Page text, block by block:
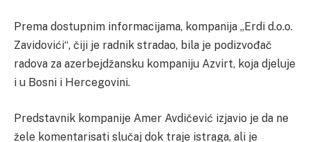
Prema dostupnim informacijama, kompanija „Erdi d.o.o.
Zavidovići“, čiji je radnik stradao, bila je podizvođač
radova za azerbejdžansku kompaniju Azvirt, koja djeluje
i u Bosni i Hercegovini.
Predstavnik kompanije Amer Avdičević izjavio je da ne
žele komentarisati slučaj dok traje istraga, ali je